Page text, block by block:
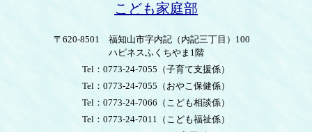
こども家庭部
〒620-8501 福知山市字内記（内記三丁目）100
ハピネスふくちやま1階
Tel：0773-24-7055 （子育て支援係）
Tel：0773-24-7055 （おやこ保健係）
Tel：0773-24-7066 （こども相談係）
Tel：0773-24-7011 （こども福祉係）